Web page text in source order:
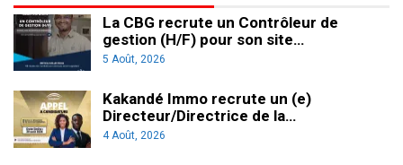
La CBG recrute un Contrôleur de
gestion (H/F) pour son site…
5 Août, 2026
Kakandé Immo recrute un (e)
Directeur/Directrice de la…
4 Août, 2026